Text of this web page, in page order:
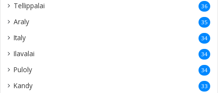
Tellippalai 36
Araly 35
Italy 34
Ilavalai 34
Puloly 34
Kandy 33